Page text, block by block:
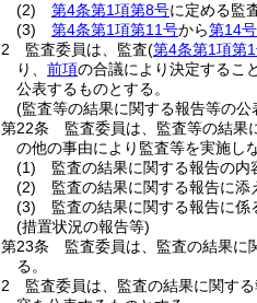
(2)
第4条第1項第8号に定める監
(3)
第4条第1項第11号から第14号
2
監査委員は、監査(第4条第1項第
り、 前項の合議により決定するこ
公表するものとする。
(監査等の結果に関する報告等の公
第22条
監査委員は、監査等の結果
の他の事由により監査等を実施し
(1)
監査の結果に関する報告の内
(2)
監査の結果に関する報告に添
(3)
監査の結果に関する報告に係
(措置状況の報告等)
第23条
監査委員は、監査の結果に
る。
2
監査委員は、監査の結果に関す